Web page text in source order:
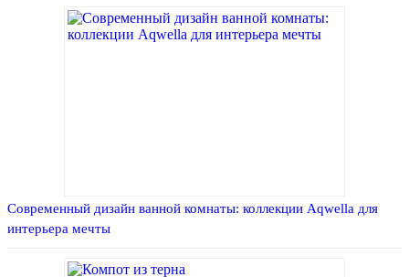
Современный дизайн ванной комнаты: коллекции Aqwella для
интерьера мечты